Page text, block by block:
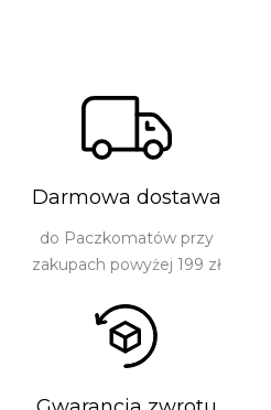
Darmowa dostawa
do Paczkomatów przy
zakupach powyżej 199 zł